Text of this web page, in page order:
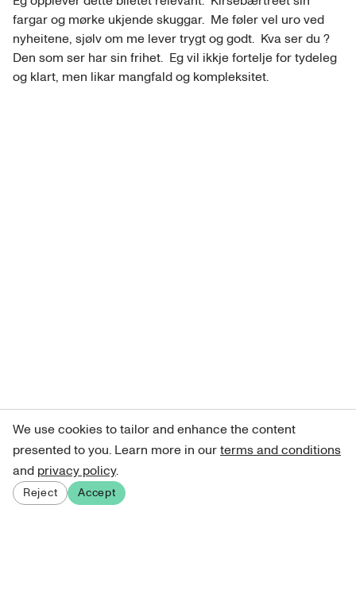
fargar og mørke ukjende skuggar.  Me føler vel uro ved
nyheitene, sjølv om me lever trygt og godt.  Kva ser du ?
Den som ser har sin frihet.  Eg vil ikkje fortelje for tydeleg
og klart, men likar mangfald og kompleksitet.
We use cookies to tailor and enhance the content
presented to you. Learn more in ourterms and conditions
and privacy policy.
Reject Accept